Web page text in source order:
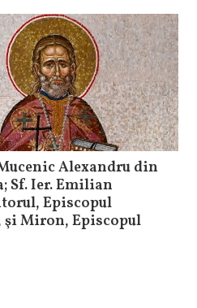
Alexandru din
Sf. Ier. Emilian
Episcopul
şi Miron, Episcopul